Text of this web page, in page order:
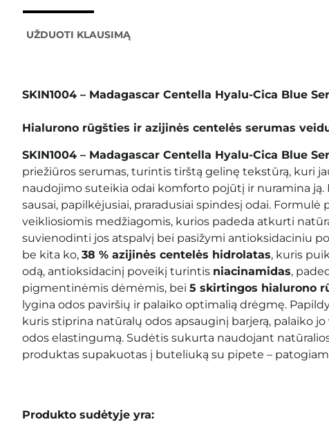
UŽDUOTI KLAUSIMĄ
SKIN1004 – Madagascar Centella Hyalu-Cica Blue
Hialurono rūgšties ir azijinės centelės serumas
SKIN1004 – Madagascar Centella Hyalu-Cica Blue
priežiūros serumas, turintis tirštą gelinę tekstūrą, kuri
naudojimo suteikia odai komforto pojūtį ir nuramina ją.
sausai, papilkėjusiai, praradusiai spindesį odai. Formulė
veikliosiomis medžiagomis, kurios padeda atkurti
suvienodinti jos atspalvį bei pasižymi antioksidaciniu
be kita ko, 38 % azijinės centelės hidrolatas, kuris
odą, antioksidacinį poveikį turintis niacinamidas,
pigmentinėmis dėmėmis, bei 5 skirtingos hialurono
lygina odos paviršių ir palaiko optimalią drėgmę.
kuris stiprina natūralų odos apsauginį barjerą, palaiko
odos elastingumą. Sudėtis sukurta naudojant
produktas supakuotas į buteliuką su pipete –
Produkto sudėtyje yra: